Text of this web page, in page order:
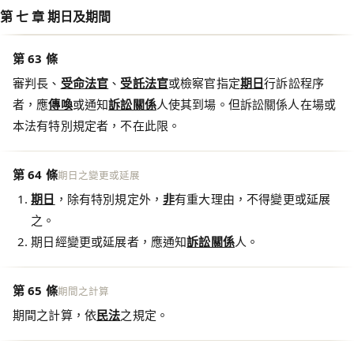
第 七 章 期日及期間
第 63 條
審判長、 受命法官 、 受託法官或檢察官指定期日行訴訟程序
者，應傳喚或通知訴訟關係人使其到場。但訴訟關係人在場或
本法有特別規定者，不在此限。
第 64 條期日之變更或延展
期日 ，除有特別規定外， 非有重大理由，不得變更或延展
之。
期日經變更或延展者，應通知訴訟關係人。
第 65 條期間之計算
期間之計算，依民法之規定。